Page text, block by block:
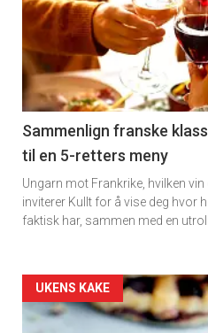
akkurat
nå
-
5
Sammenlign franske
til en 5-retters meny
Ungarn mot Frankrike, hvilken
inviterer Kullt for å vise deg hvor
faktisk har, sammen med en
Forsiden
UKENS KAKE